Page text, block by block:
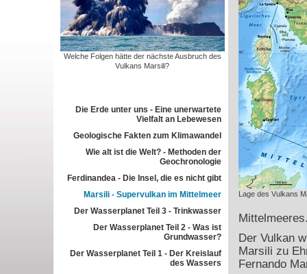
Welche Folgen hätte der nächste Ausbruch des
Vulkans Marsili?
Die Erde unter uns - Eine unerwartete
Vielfalt an Lebewesen
Geologische Fakten zum Klimawandel
Wie alt ist die Welt? - Methoden der
Geochronologie
Ferdinandea - Die Insel, die es nicht gibt
Marsili - Supervulkan im Mittelmeer
Der Wasserplanet Teil 3 - Trinkwasser
Der Wasserplanet Teil 2 - Was ist
Grundwasser?
Der Wasserplanet Teil 1 - Der Kreislauf
des Wassers
Lage des Vulkans
Der Vulkan
Marsili zu
Fernando